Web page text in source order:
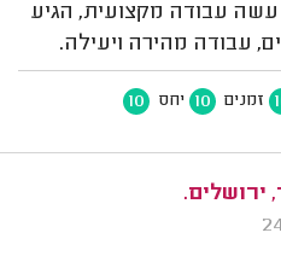
עבודה מקצועית, הגיע
עבודה מהירה ויעילה.
זמנים 10 יחס 10
ירושלים.